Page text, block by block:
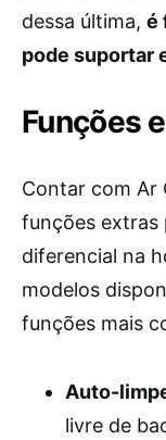
dessa última, é
pode suportar
Funções
Contar com Ar
funções extras
diferencial na
modelos
funções mais
Auto-
livre de